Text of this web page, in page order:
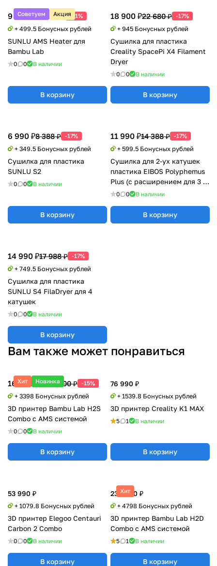
Советуем Акция
9 990 ₽20 388 ₽ -51%
+ 499.5 Бонусных рублей
SUNLU AMS Heater для
Bambu Lab
0 0 В наличии
В корзину
18 900 ₽22 680 ₽ -17%
+ 945 Бонусных рублей
Сушилка для пластика
Creality SpacePi X4 Filament
Dryer
0 0 В наличии
В корзину
6 990 ₽8 388 ₽ -17%
+ 349.5 Бонусных рублей
Сушилка для пластика
SUNLU S2
0 0 В наличии
В корзину
11 990 ₽14 388 ₽ -17%
+ 599.5 Бонусных рублей
Сушилка для 2-ух катушек
пластика EIBOS Polyphemus
Plus (с расширением для 3 кг
катушки)
0 0 В наличии
В корзину
14 990 ₽17 988 ₽ -17%
+ 749.5 Бонусных рублей
Сушилка для пластика
SUNLU S4 FilaDryer для 4
катушек
0 0 В наличии
В корзину
Вам также может понравиться
Хит Новинка
169 900 ₽199 500 ₽ -15%
+ 3398 Бонусных рублей
3D принтер Bambu Lab H2S
Combo с AMS системой
0 0 В наличии
В корзину
76 990 ₽
+ 1539.8 Бонусных рублей
3D принтер Creality K1 MAX
5 1 В наличии
В корзину
Хит
239 900 ₽
+ 4798 Бонусных рублей
3D принтер Bambu Lab H2D
Combo с AMS системой
5 1 В наличии
В корзину
53 990 ₽
+ 1079.8 Бонусных рублей
3D принтер Elegoo Centauri
Carbon 2 Combo
0 0 В наличии
В корзину